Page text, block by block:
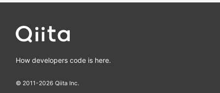
How developers code is here.
© 2011-2026 Qiita Inc.